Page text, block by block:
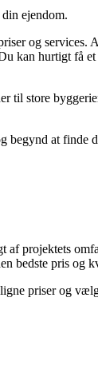
ejendom.
og services.
kan hurtigt få
til store
begynd at finde
af projektets
bedste pris og
priser og